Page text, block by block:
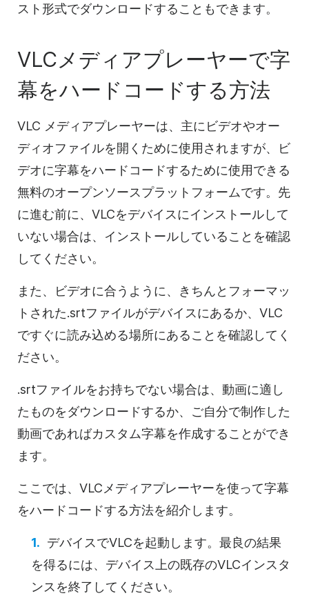
スト形式でダウンロードすることもできます。
VLCメディアプレーヤーで字
幕をハードコードする方法
VLC メディアプレーヤーは、主にビデオやオー
ディオファイルを開くために使用されますが、ビ
デオに字幕をハードコードするために使用できる
無料のオープンソースプラットフォームです。先
に進む前に、VLCをデバイスにインストールして
いない場合は、インストールしていることを確認
してください。
また、ビデオに合うように、きちんとフォーマッ
トされた.srtファイルがデバイスにあるか、VLC
ですぐに読み込める場所にあることを確認してく
ださい。
.srtファイルをお持ちでない場合は、動画に適し
たものをダウンロードするか、ご自分で制作した
動画であればカスタム字幕を作成することができ
ます。
ここでは、VLCメディアプレーヤーを使って字幕
をハードコードする方法を紹介します。
デバイスでVLCを起動します。最良の結果
を得るには、デバイス上の既存のVLCインスタ
ンスを終了してください。